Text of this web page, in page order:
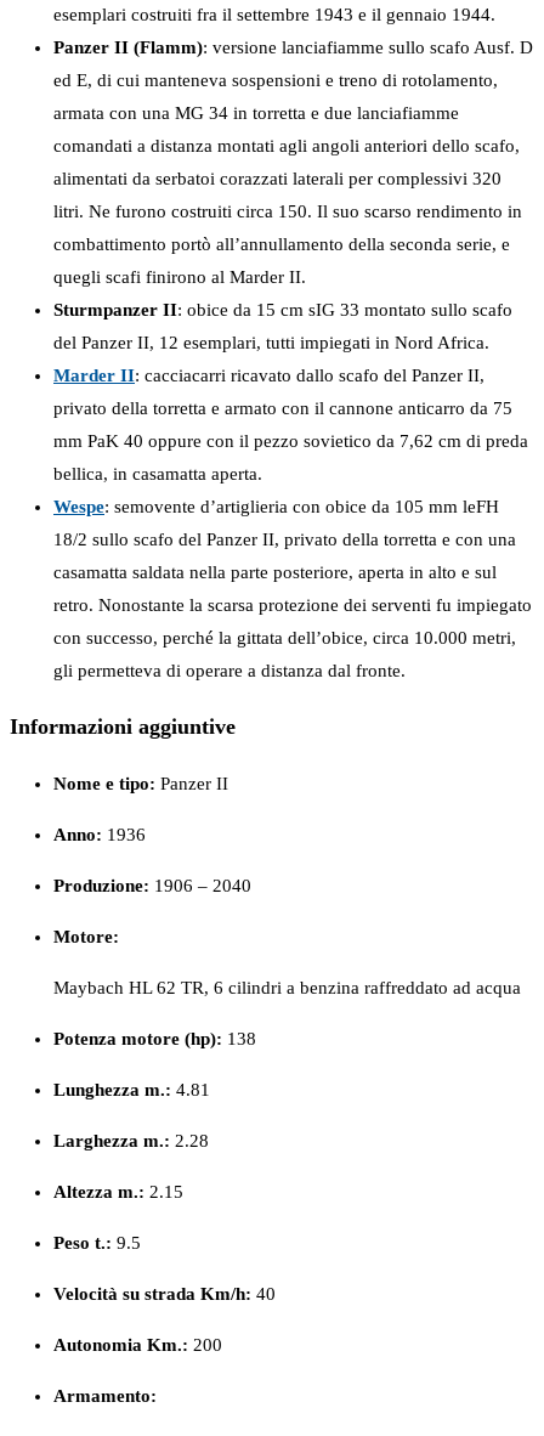
esemplari costruiti fra il settembre 1943 e il gennaio 1944.
Panzer II (Flamm): versione lanciafiamme sullo scafo Ausf. D
ed E, di cui manteneva sospensioni e treno di rotolamento,
armata con una MG 34 in torretta e due lanciafiamme
comandati a distanza montati agli angoli anteriori dello scafo,
alimentati da serbatoi corazzati laterali per complessivi 320
litri. Ne furono costruiti circa 150. Il suo scarso rendimento in
combattimento portò all’annullamento della seconda serie, e
quegli scafi finirono al Marder II.
Sturmpanzer II: obice da 15 cm sIG 33 montato sullo scafo
del Panzer II, 12 esemplari, tutti impiegati in Nord Africa.
Marder II: cacciacarri ricavato dallo scafo del Panzer II,
privato della torretta e armato con il cannone anticarro da 75
mm PaK 40 oppure con il pezzo sovietico da 7,62 cm di preda
bellica, in casamatta aperta.
Wespe: semovente d’artiglieria con obice da 105 mm leFH
18/2 sullo scafo del Panzer II, privato della torretta e con una
casamatta saldata nella parte posteriore, aperta in alto e sul
retro. Nonostante la scarsa protezione dei serventi fu impiegato
con successo, perché la gittata dell’obice, circa 10.000 metri,
gli permetteva di operare a distanza dal fronte.
Informazioni aggiuntive
Nome e tipo: Panzer II
Anno: 1936
Produzione: 1906 – 2040
Motore:
Maybach HL 62 TR, 6 cilindri a benzina raffreddato ad acqua
Potenza motore (hp): 138
Lunghezza m.: 4.81
Larghezza m.: 2.28
Altezza m.: 2.15
Peso t.: 9.5
Velocità su strada Km/h: 40
Autonomia Km.: 200
Armamento: